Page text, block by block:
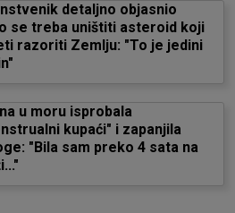
detaljno objasnio
se treba uništiti asteroid koji
razoriti Zemlju: "To je jedini
u moru isprobala
kupaći" i zapanjila
"Bila sam preko 4 sata na